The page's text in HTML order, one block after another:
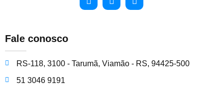
Fale conosco
RS-118, 3100 - Tarumã, Viamão - RS, 94425-500
51 3046 9191